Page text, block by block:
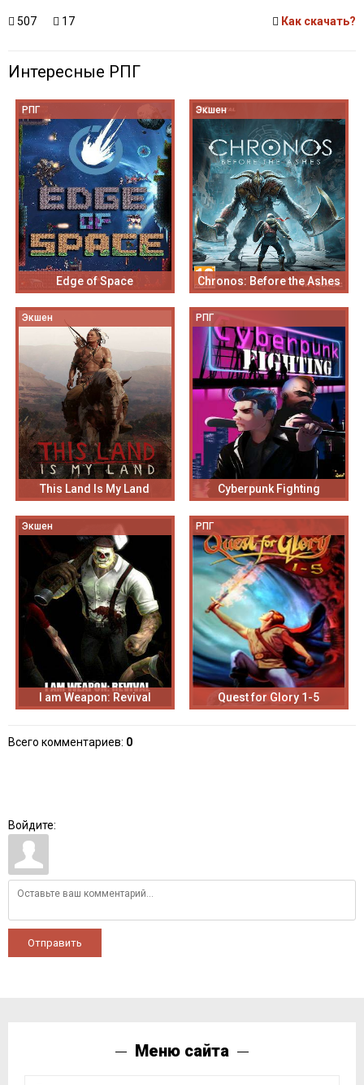
507 17 Как скачать?
Интересные РПГ
РПГ
Edge of Space
Экшен
Chronos: Before the Ashes
Экшен
This Land Is My Land
РПГ
Cyberpunk Fighting
Экшен
I am Weapon: Revival
РПГ
Quest for Glory 1-5
Всего комментариев: 0
Войдите:
Отправить
Меню сайта